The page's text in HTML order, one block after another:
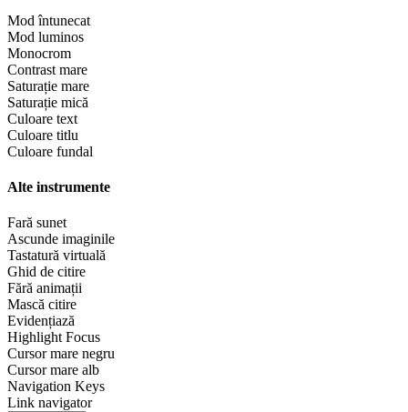
Mod întunecat
Mod luminos
Monocrom
Contrast mare
Saturație mare
Saturație mică
Culoare text
Culoare titlu
Culoare fundal
Alte instrumente
Fară sunet
Ascunde imaginile
Tastatură virtuală
Ghid de citire
Fără animații
Mască citire
Evidențiază
Highlight Focus
Cursor mare negru
Cursor mare alb
Navigation Keys
Link navigator